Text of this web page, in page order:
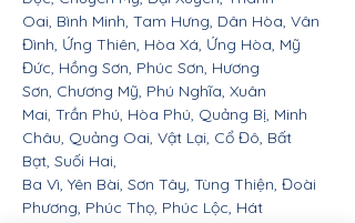
Oai, Bình Minh, Tam Hưng, Dân Hòa, Vân
Đình, Ứng Thiên, Hòa Xá, Ứng Hòa, Mỹ
Đức, Hồng Sơn, Phúc Sơn, Hương
Sơn, Chương Mỹ, Phú Nghĩa, Xuân
Mai, Trần Phú, Hòa Phú, Quảng Bị, Minh
Châu, Quảng Oai, Vật Lại, Cổ Đô, Bất
Bạt, Suối Hai,
Ba Vì, Yên Bài, Sơn Tây, Tùng Thiện, Đoài
Phương, Phúc Thọ, Phúc Lộc, Hát